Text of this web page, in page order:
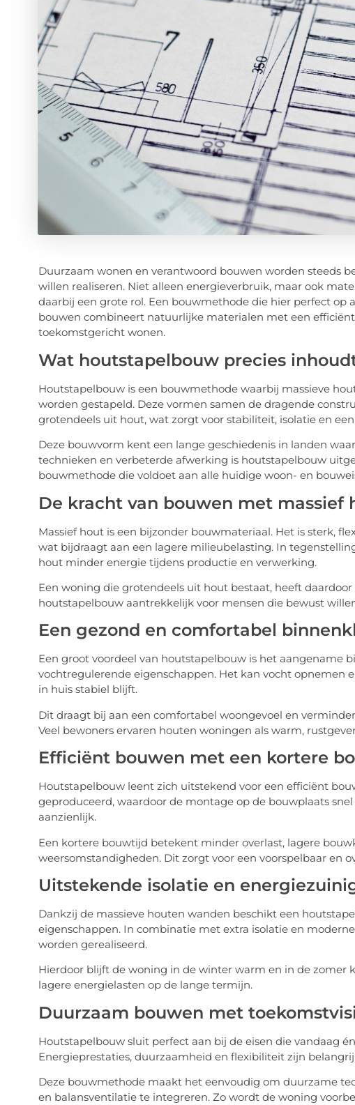
Duurzaam wonen en verantwoord bouwen worden steeds
willen realiseren. Niet alleen energieverbruik, maar ook
daarbij een grote rol. Een bouwmethode die hier perfect op
bouwen combineert natuurlijke materialen met een
toekomstgericht wonen.
Wat houtstapelbouw precies
Houtstapelbouw is een bouwmethode waarbij massieve
worden gestapeld. Deze vormen samen de dragende
grotendeels uit hout, wat zorgt voor stabiliteit, isolatie en
Deze bouwvorm kent een lange geschiedenis in landen
technieken en verbeterde afwerking is houtstapelbouw
bouwmethode die voldoet aan alle huidige woon- en
De kracht van bouwen met massief
Massief hout is een bijzonder bouwmateriaal. Het is sterk,
wat bijdraagt aan een lagere milieubelasting. In
hout minder energie tijdens productie en verwerking.
Een woning die grotendeels uit hout bestaat, heeft
houtstapelbouw aantrekkelijk voor mensen die bewust
Een gezond en comfortabel
Een groot voordeel van houtstapelbouw is het aangename
vochtregulerende eigenschappen. Het kan vocht opnemen
in huis stabiel blijft.
Dit draagt bij aan een comfortabel woongevoel en
Veel bewoners ervaren houten woningen als warm,
Efficiënt bouwen met een kortere
Houtstapelbouw leent zich uitstekend voor een efficiënt
geproduceerd, waardoor de montage op de bouwplaats
aanzienlijk.
Een kortere bouwtijd betekent minder overlast, lagere
weersomstandigheden. Dit zorgt voor een voorspelbaar en
Uitstekende isolatie en
Dankzij de massieve houten wanden beschikt een
eigenschappen. In combinatie met extra isolatie en
worden gerealiseerd.
Hierdoor blijft de woning in de winter warm en in de zomer
lagere energielasten op de lange termijn.
Duurzaam bouwen met
Houtstapelbouw sluit perfect aan bij de eisen die vandaag
Energieprestaties, duurzaamheid en flexibiliteit zijn
Deze bouwmethode maakt het eenvoudig om duurzame
en balansventilatie te integreren. Zo wordt de woning